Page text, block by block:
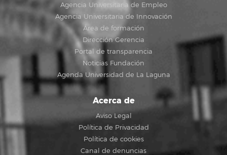
Agencia Universitaria de Empleo
Agencia Universitaria de Innovación
Área de formación
Dirección Gerencia
Portal de transparencia
Noticias Fundación
Agenda Universidad de La Laguna
Acerca de
Aviso Legal
Política de Privacidad
Política de cookies
Canal de denuncias